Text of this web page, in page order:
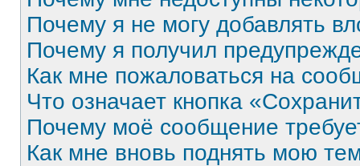
Почему я не могу добавлять
Почему я получил
Как мне пожаловаться на
Что означает кнопка
Почему моё сообщение
Как мне вновь поднять мою